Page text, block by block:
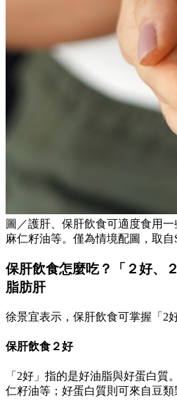
圖／護肝、保肝飲食可適度食用
麻仁籽油等。僅為情境配圖，取自
保肝飲食怎麼吃？「２好、
脂肪肝
徐景宜表示，保肝飲食可掌握「2
保肝飲食２好
「2好」指的是好油脂與好蛋白質
仁籽油等；好蛋白質則可來自豆類